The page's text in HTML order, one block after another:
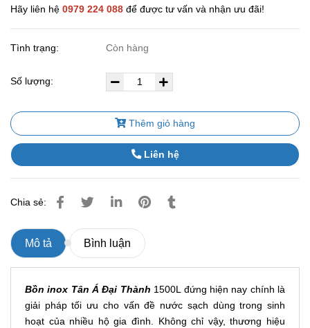
Hãy liên hệ 0979 224 088 để được tư vấn và nhận ưu đãi!
Tình trạng: Còn hàng
Số lượng:
Thêm giỏ hàng
Liên hệ
Chia sẻ:
Mô tả Bình luận
Bồn inox Tân Á Đại Thành 1500L đứng hiện nay chính là
giải pháp tối ưu cho vấn đề nước sạch dùng trong sinh
hoạt của nhiều hộ gia đình. Không chỉ vậy, thương hiệu